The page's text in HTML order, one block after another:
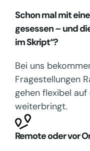
Schon mal mit
gesessen – und
im Skript“?
Bei uns
Fragestellungen
gehen flexibel
weiterbringt.
Remote oder vor